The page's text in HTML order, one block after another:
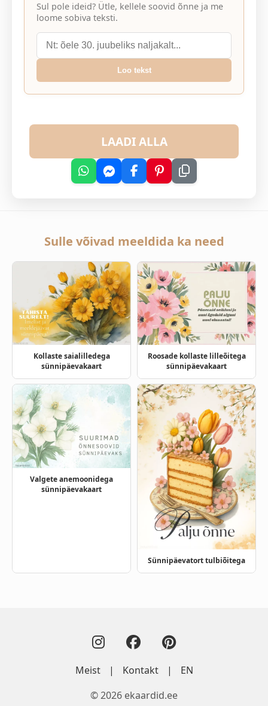
Sul pole ideid? Ütle, kellele soovid õnne ja me
loome sobiva teksti.
Loo tekst
LAADI ALLA
Sulle võivad meeldida ka need
Kollaste saialilledega
sünnipäevakaart
Roosade kollaste lilleõitega
sünnipäevakaart
Valgete anemoonidega
sünnipäevakaart
Sünnipäevatort tulbiõitega
Meist | Kontakt |
EN
© 2026 ekaardid.ee